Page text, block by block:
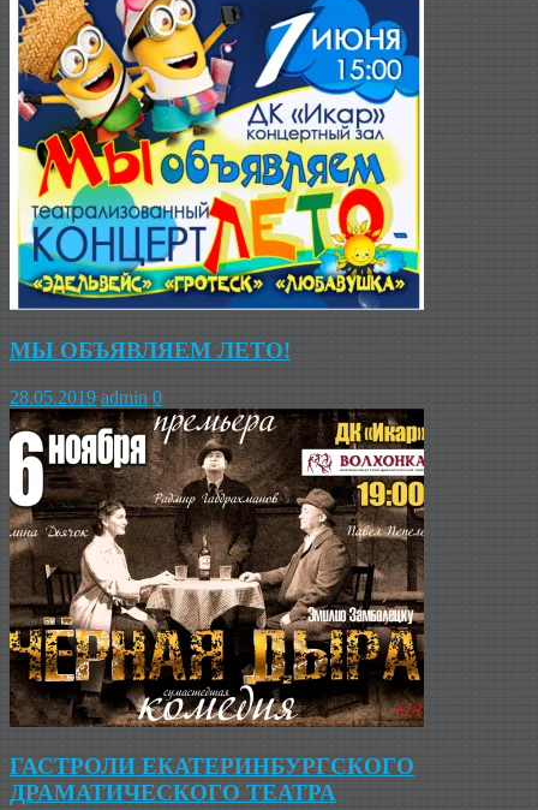
МЫ ОБЪЯВЛЯЕМ ЛЕТО!
28.05.2019 admin 0
ГАСТРОЛИ ЕКАТЕРИНБУРГСКОГО
ДРАМАТИЧЕСКОГО ТЕАТРА